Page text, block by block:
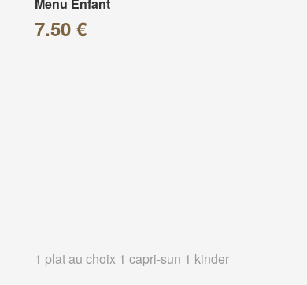
7.50 €
1 plat au choix 1 capri-sun 1 kinder